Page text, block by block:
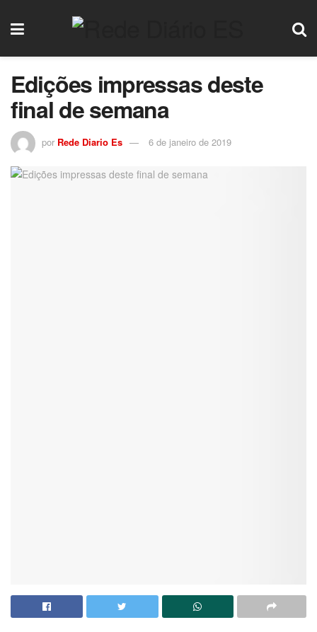
Edições impressas deste
final de semana
por Rede Diario Es 6 de janeiro de 2019